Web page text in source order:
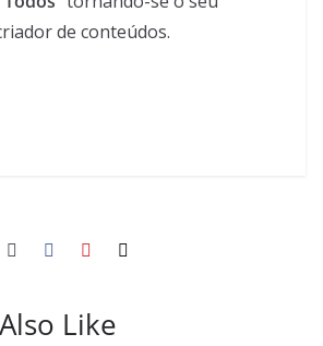
de conteúdos.
Like